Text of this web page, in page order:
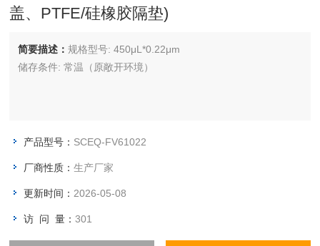
盖、PTFE/硅橡胶隔垫)
简要描述：规格型号: 450μL*0.22μm
储存条件: 常温（原敞开环境）
产品型号： SCEQ-FV61022
厂商性质：生产厂家
更新时间： 2026-05-08
访 问 量：301